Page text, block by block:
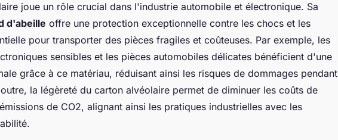
joue un rôle crucial dans l'industrie automobile et électronique. Sa
d'abeille offre une protection exceptionnelle contre les chocs et les
pour transporter des pièces fragiles et coûteuses. Par exemple, les
sensibles et les pièces automobiles délicates bénéficient d'une
grâce à ce matériau, réduisant ainsi les risques de dommages pendant
la légèreté du carton alvéolaire permet de diminuer les coûts de
de CO2, alignant ainsi les pratiques industrielles avec les